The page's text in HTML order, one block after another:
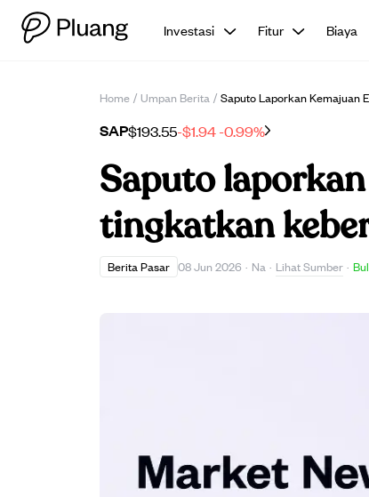
Investasi Fitur Biaya
Home / Umpan Berita / Saputo Laporkan Kemajuan
SAP$193.55-$1.94-0.99%
Saputo
tingkatkan
Berita Pasar 08 Jun 2026 · Na · Lihat Sumber ·